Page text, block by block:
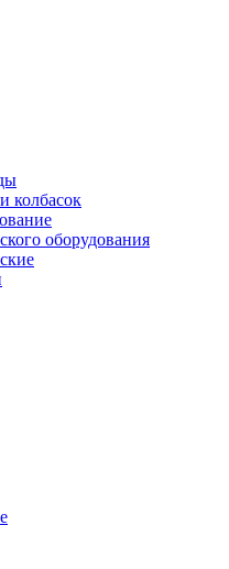
колбасок
оборудования